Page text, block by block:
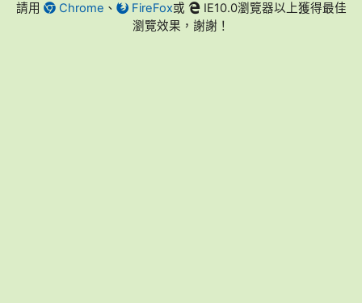
請用 Chrome 、 FireFox或
IE10.0瀏覽器以上獲得最佳
瀏覽效果，謝謝！